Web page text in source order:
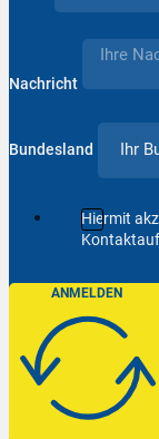
Nachricht
Bundesland
Hiermit
ANMELDEN